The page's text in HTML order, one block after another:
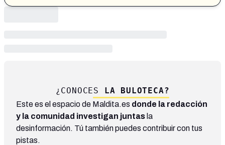
¿CONOCES LA BULOTECA?
Este es el espacio de Maldita.es donde la redacción
y la comunidad investigan juntas la
desinformación. Tú también puedes contribuir con tus
pistas.